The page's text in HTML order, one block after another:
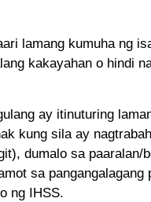
lamang kumuha ng
kakayahan o hindi
ay itinuturing
kung sila ay
dumalo sa paaralan/
sa pangangalagang
ng IHSS.